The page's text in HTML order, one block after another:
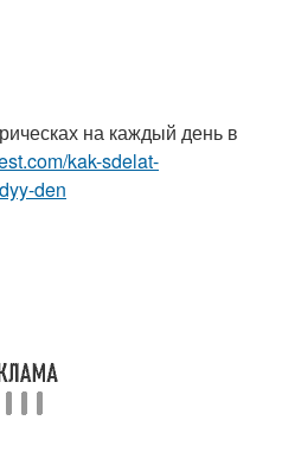
на каждый день в
kak-sdelat-
den